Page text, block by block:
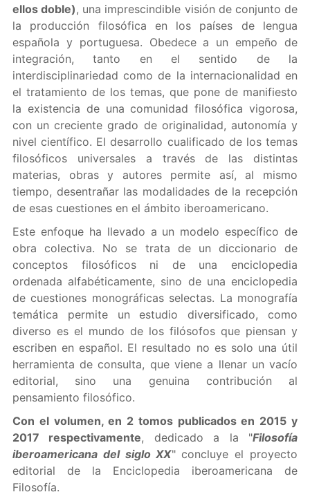
ellos doble), una imprescindible visión de conjunto de
la producción filosófica en los países de lengua
española y portuguesa. Obedece a un empeño de
integración, tanto en el sentido de la
interdisciplinariedad como de la internacionalidad en
el tratamiento de los temas, que pone de manifiesto
la existencia de una comunidad filosófica vigorosa,
con un creciente grado de originalidad, autonomía y
nivel científico. El desarrollo cualificado de los temas
filosóficos universales a través de las distintas
materias, obras y autores permite así, al mismo
tiempo, desentrañar las modalidades de la recepción
de esas cuestiones en el ámbito iberoamericano.
Este enfoque ha llevado a un modelo específico de
obra colectiva. No se trata de un diccionario de
conceptos filosóficos ni de una enciclopedia
ordenada alfabéticamente, sino de una enciclopedia
de cuestiones monográficas selectas. La monografía
temática permite un estudio diversificado, como
diverso es el mundo de los filósofos que piensan y
escriben en español. El resultado no es solo una útil
herramienta de consulta, que viene a llenar un vacío
editorial, sino una genuina contribución al
pensamiento filosófico.
Con el volumen, en 2 tomos publicados en 2015 y
2017 respectivamente, dedicado a la "Filosofía
iberoamericana del siglo XX" concluye el proyecto
editorial de la Enciclopedia iberoamericana de
Filosofía.